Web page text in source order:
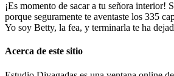
¡Es momento de sacar a tu señora interior!
porque seguramente te aventaste los 335
Yo soy Betty, la fea, y terminarla te ha
Acerca de este sitio